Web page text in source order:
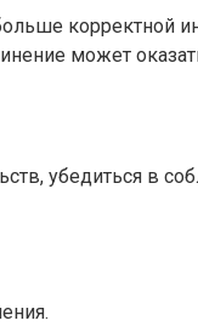
корректной
может
убедиться в